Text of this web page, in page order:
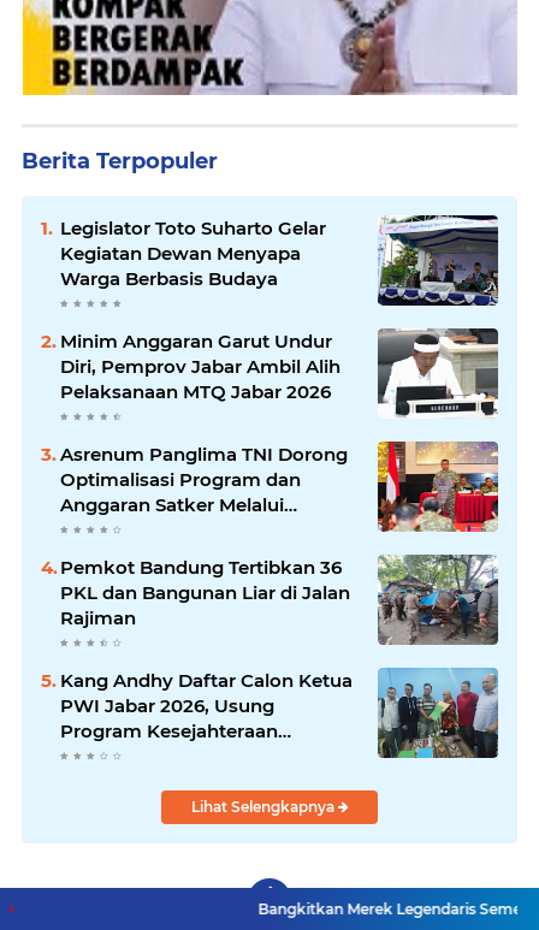
Berita Terpopuler
Legislator Toto Suharto Gelar
Kegiatan Dewan Menyapa
Warga Berbasis Budaya
Minim Anggaran Garut Undur
Diri, Pemprov Jabar Ambil Alih
Pelaksanaan MTQ Jabar 2026
Asrenum Panglima TNI Dorong
Optimalisasi Program dan
Anggaran Satker Melalui
Evaluasi Kinerja
Pemkot Bandung Tertibkan 36
PKL dan Bangunan Liar di Jalan
Rajiman
Kang Andhy Daftar Calon Ketua
PWI Jabar 2026, Usung
Program Kesejahteraan
Wartawan hingga Peluang Kerja
Lihat Selengkapnya
Bangkitkan Merek Legendaris Semen Kujang, SIG